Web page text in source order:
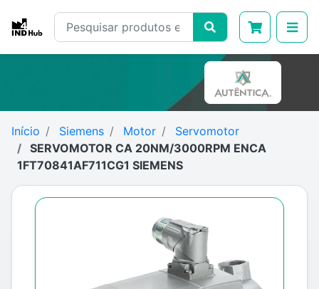
Início Siemens Motor
Servomotor
SERVOMOTOR CA 20NM/3000RPM ENCA
1FT70841AF711CG1 SIEMENS